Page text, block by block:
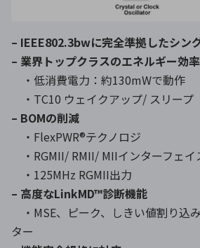
– IEEE802.3bwに完全準拠したシン
– 業界トップクラスのエネルギー効率
・低消費電力：約130mWで動作
・TC10 ウェイクアップ/ スリープ
– BOMの削減
・FlexPWR®テクノロジ
・RGMII/ RMII/ MIIインターフェイ
・125MHz RGMII出力
– 高度なLinkMD™診断機能
・MSE、ピーク、しきい値割り込
ター